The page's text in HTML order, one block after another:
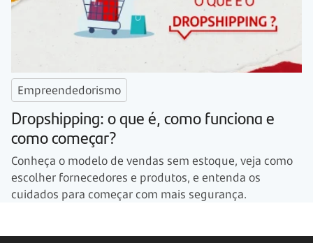
Empreendedorismo
Dropshipping: o que é, como funciona e
como começar?
Conheça o modelo de vendas sem estoque, veja como
escolher fornecedores e produtos, e entenda os
cuidados para começar com mais segurança.